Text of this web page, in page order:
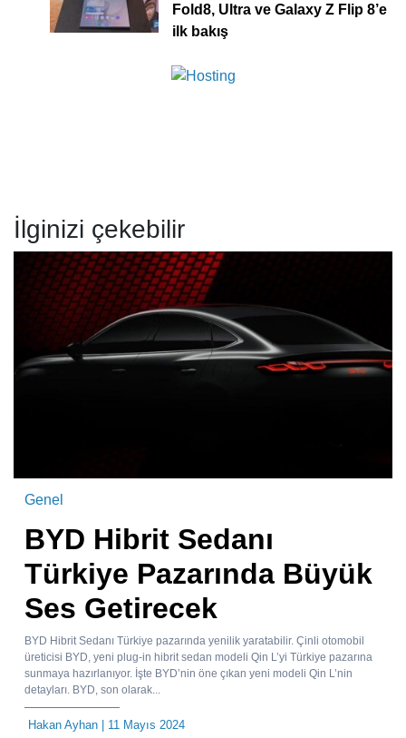
Fold8, Ultra ve Galaxy Z Flip 8’e
ilk bakış
İlginizi çekebilir
Genel
BYD Hibrit Sedanı
Türkiye Pazarında Büyük
Ses Getirecek
BYD Hibrit Sedanı Türkiye pazarında yenilik yaratabilir. Çinli otomobil
üreticisi BYD, yeni plug-in hibrit sedan modeli Qin L’yi Türkiye pazarına
sunmaya hazırlanıyor. İşte BYD’nin öne çıkan yeni modeli Qin L’nin
detayları. BYD, son olarak...
Hakan Ayhan | 11 Mayıs 2024